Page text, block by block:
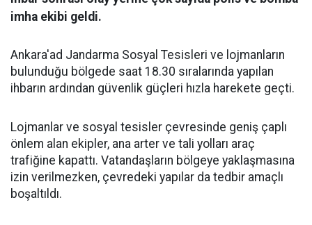
imha ekibi geldi.
Ankara'ad Jandarma Sosyal Tesisleri ve lojmanların
bulunduğu bölgede saat 18.30 sıralarında yapılan
ihbarın ardından güvenlik güçleri hızla harekete geçti.
Lojmanlar ve sosyal tesisler çevresinde geniş çaplı
önlem alan ekipler, ana arter ve tali yolları araç
trafiğine kapattı. Vatandaşların bölgeye yaklaşmasına
izin verilmezken, çevredeki yapılar da tedbir amaçlı
boşaltıldı.